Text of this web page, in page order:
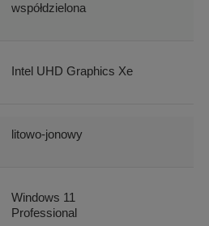
współdzielona
Intel UHD Graphics Xe
litowo-jonowy
Windows 11
Professional